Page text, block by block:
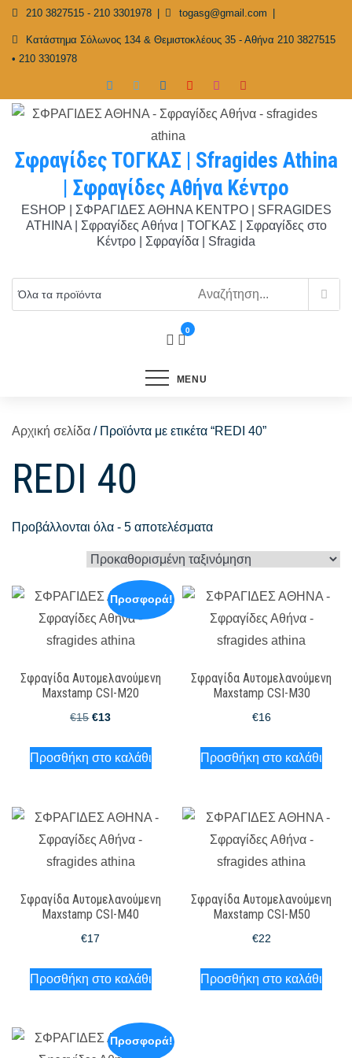
Skip
content
210 3827515 - 210 3301978 togasg@gmail.com
Κατάστημα Σόλωνος 134 & Θεμιστοκλέους 35 - Αθήνα 210 3827515
• 210 3301978
Σφραγίδες ΤΟΓΚΑΣ | Sfragides Athina
| Σφραγίδες Αθήνα Κέντρο
ESHOP | ΣΦΡΑΓΙΔΕΣ ΑΘΗΝΑ ΚΕΝΤΡΟ | SFRAGIDES
ATHINA | Σφραγίδες Αθήνα | ΤΟΓΚΑΣ | Σφραγίδες στο
Κέντρο | Σφραγίδα | Sfragida
0
MENU
Αρχική σελίδα / Προϊόντα με ετικέτα “REDI 40”
REDI 40
Προβάλλονται όλα - 5 αποτελέσματα
Προσφορά!
Σφραγίδα Αυτομελανούμενη
Maxstamp CSI-M20
€15 Original
was:
€13Η
τιμή
Προσθήκη στο καλάθι
Σφραγίδα Αυτομελανούμενη
Maxstamp CSI-M30
€16
Προσθήκη στο καλάθι
Σφραγίδα Αυτομελανούμενη
Maxstamp CSI-M40
€17
Προσθήκη στο καλάθι
Σφραγίδα Αυτομελανούμενη
Maxstamp CSI-M50
€22
Προσθήκη στο καλάθι
Προσφορά!